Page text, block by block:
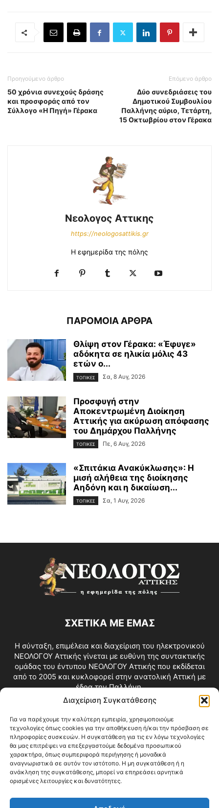
Διαχείριση Συγκατάθεσης
Για να παρέχουμε την καλύτερη εμπειρία, χρησιμοποιούμε
τεχνολογίες όπως cookies για την αποθήκευση ή/και την πρόσβαση σε
πληροφορίες συσκευών. Η συγκατάθεση για τις εν λόγω τεχνολογίες
θα μας επιτρέψει να επεξεργαστούμε δεδομένα προσωπικού
χαρακτήρα, όπως συμπεριφορά περιήγησης ή μοναδικά
αναγνωριστικά σε αυτόν τον ιστότοπο. Η μη συγκατάθεση ή η
ανάκληση της συγκατάθεσης, μπορεί να επηρεάσει αρνητικά
ορισμένες λειτουργίες και δυνατότητες.
Προηγούμενο άρθρο
50 χρόνια συνεχούς δράσης
και προσφοράς από τον
Σύλλογο «Η Πηγή» Γέρακα
Επόμενο άρθρο
Δύο συνεδριάσεις του
Δημοτικού Συμβουλίου
Παλλήνης αύριο, Τετάρτη,
15 Οκτωβρίου στον Γέρακα
Νεολογος Αττικης
https://neologosattikis.gr
Η εφημερίδα της πόλης
ΠΑΡΟΜΟΙΑ ΑΡΘΡΑ
Θλίψη στον Γέρακα: «Έφυγε»
αδόκητα σε ηλικία μόλις 43
ετών ο...
ΤΟΠΙΚΕΣ Σα, 8 Αυγ, 2026
Προσφυγή στην
Αποκεντρωμένη Διοίκηση
Αττικής για ακύρωση απόφασης
του Δημάρχου Παλλήνης
ΤΟΠΙΚΕΣ Πε, 6 Αυγ, 2026
«Σπιτάκια Ανακύκλωσης»: Η
μισή αλήθεια της διοίκησης
Αηδόνη και η δικαίωση...
ΤΟΠΙΚΕΣ Σα, 1 Αυγ, 2026
ΣΧΕΤΙΚΑ ΜΕ ΕΜΑΣ
Η σύνταξη, επιμέλεια και διαχείριση του ηλεκτρονικού
ΝΕΟΛΟΓΟΥ Αττικής γίνεται με ευθύνη της συντακτικής
ομάδας του έντυπου ΝΕΟΛΟΓΟΥ Αττικής που εκδίδεται
από το 2005 και κυκλοφορεί στην ανατολική Αττική με
έδρα την Παλλήνη.
Επικοινωνία:info@neologosattikis.gr
ΑΚΟΛΟΥΘΗΣΕ ΜΑΣ